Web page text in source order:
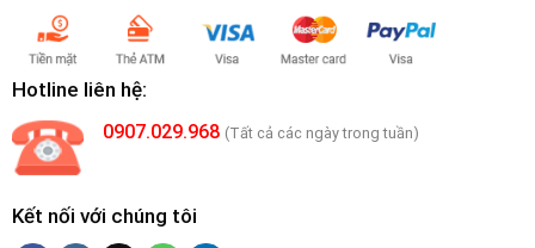
Hotline liên hệ:
0907.029.968 (Tất cả các ngày trong tuần)
Kết nối với chúng tôi